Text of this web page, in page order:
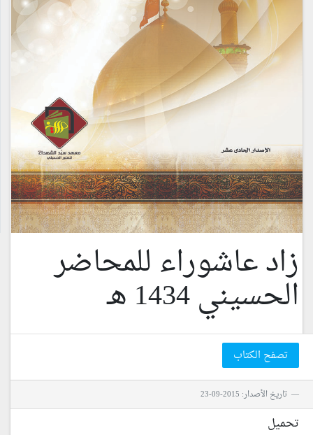
زاد عاشوراء للمحاضر
الحسيني 1434 هـ
تصفح الكتاب
تاريخ الأصدار: 2015-09-23
تحميل